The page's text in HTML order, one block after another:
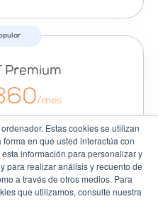
Estas cookies se utilizan
en que usted interactúa con
información para personalizar y
para realizar análisis y recuento de
a través de otros medios. Para
que utilizamos, consulte nuestra
Premium
/mes
para que tu
protegida y